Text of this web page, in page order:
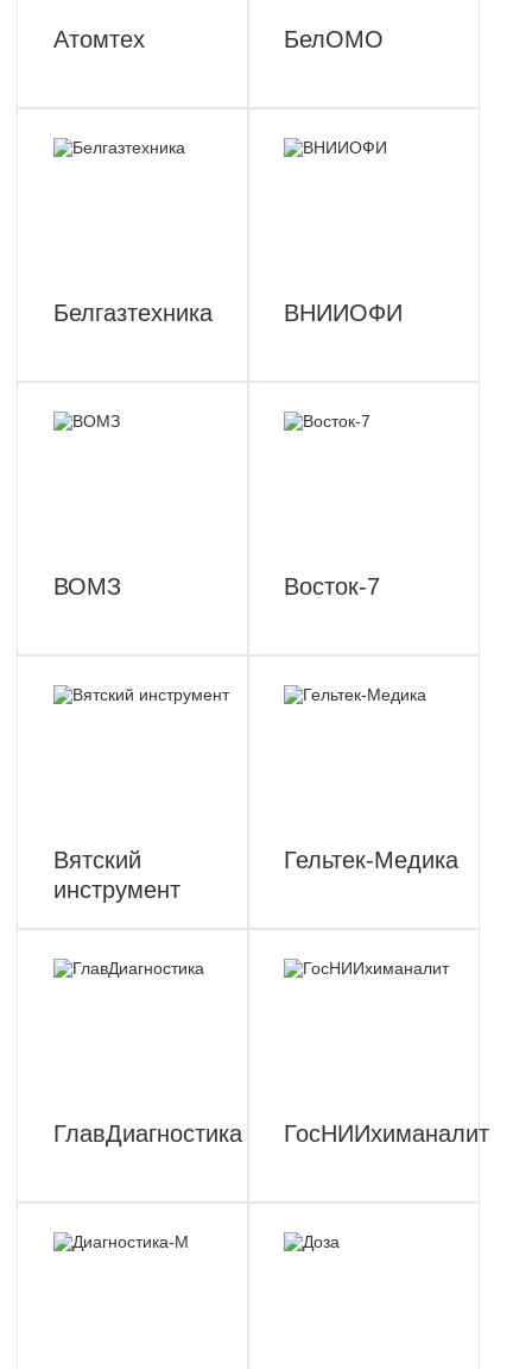
Атомтех БелОМО
Белгазтехника ВНИИОФИ
ВОМЗ Восток-7
Вятский
инструмент
Гельтек-Медика
ГлавДиагностика ГосНИИхиманалит